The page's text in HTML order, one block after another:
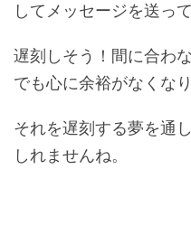
してメッセージを送っ
遅刻しそう！間に合わ
でも心に余裕がなくなり
それを遅刻する夢を通
しれませんね。